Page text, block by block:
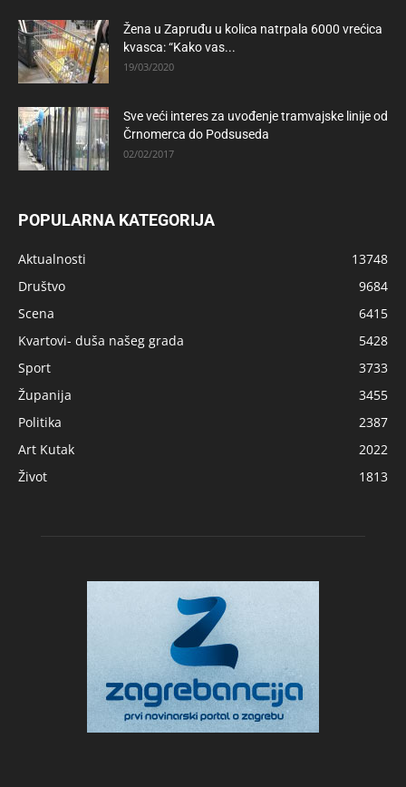
Žena u Zapruđu u kolica natrpala 6000 vrećica
kvasca: “Kako vas...
19/03/2020
Sve veći interes za uvođenje tramvajske linije od
Črnomerca do Podsuseda
02/02/2017
POPULARNA KATEGORIJA
Aktualnosti
13748
Društvo
9684
Scena
6415
Kvartovi- duša našeg grada
5428
Sport
3733
Županija
3455
Politika
2387
Art Kutak
2022
Život
1813